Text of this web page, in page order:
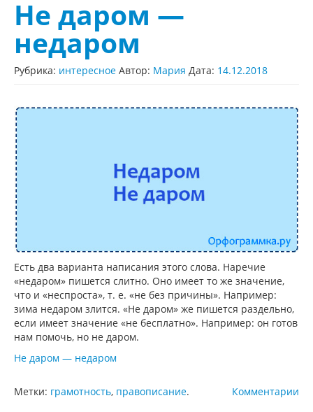
Не даром —
недаром
Рубрика: интересное Автор: Мария Дата: 14.12.2018
Есть два варианта написания этого слова. Наречие
«недаром» пишется слитно. Оно имеет то же значение,
что и «неспроста», т. е. «не без причины». Например:
зима недаром злится. «Не даром» же пишется раздельно,
если имеет значение «не бесплатно». Например: он готов
нам помочь, но не даром.
Не даром — недаром
Комментарии
Метки: грамотность, правописание.